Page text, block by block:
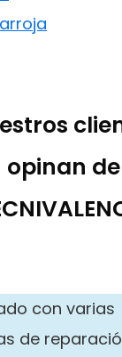
opinan de
con varias
de